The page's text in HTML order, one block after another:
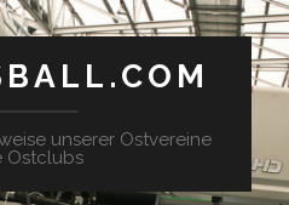
unserer Ostvereine
Ostclubs